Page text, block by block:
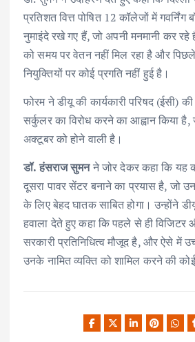
प्रतिशत वित्त पोषित 12 कॉलेजों में गवर्निंग
नुमाइंदे रखे गए हैं, जो अपनी मनमानी कर
को समय पर वेतन नहीं मिल रहा है और
नियुक्तियों पर कोई प्रगति नहीं हुई है।
फोरम ने डीयू की कार्यकारी परिषद (ईसी)
सर्कुलर का विरोध करने का आह्वान किया है,
अक्टूबर को होने वाली है।
डॉ. हंसराज सुमनने जोर देकर कहा कि यह
दूसरा पावर सेंटर बनाने का प्रयास है, जो
के लिए बेहद घातक साबित होगा। उन्होंने
हवाला देते हुए कहा कि पहले से ही
सरकारी प्रतिनिधित्व मौजूद है, और ऐसे में
उनके नामित व्यक्ति को शामिल करने की